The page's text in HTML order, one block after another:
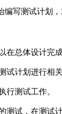
写测试计划
在总体设计完成
计划进行相
行测试工作。
测试，在测试